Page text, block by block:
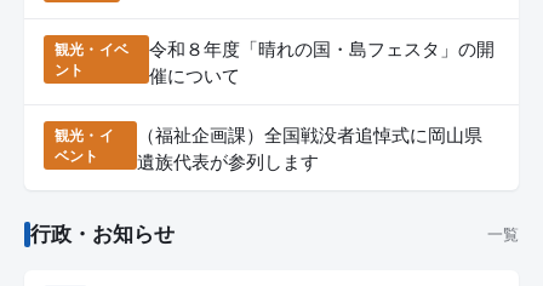
観光・イベ
ント
令和８年度「晴れの国・島フェスタ」の開
催について
観光・イ
ベント
（福祉企画課）全国戦没者追悼式に岡山県
遺族代表が参列します
行政・お知らせ 一覧